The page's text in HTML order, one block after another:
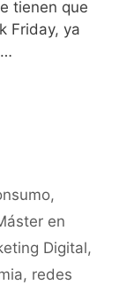
tienen que
Friday, ya
,
en
Digital,
, redes